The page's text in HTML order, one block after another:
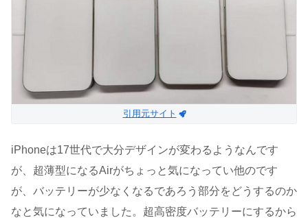
引用元サイト
iPhoneは17世代で大分デザインが変わるようなんです
が、超薄型になるAirがちょっと気になってい他のです
が、バッテリーが少なくなるであろう部分をどうするのか
なと気になっていました。超高密度バッテリーにするから